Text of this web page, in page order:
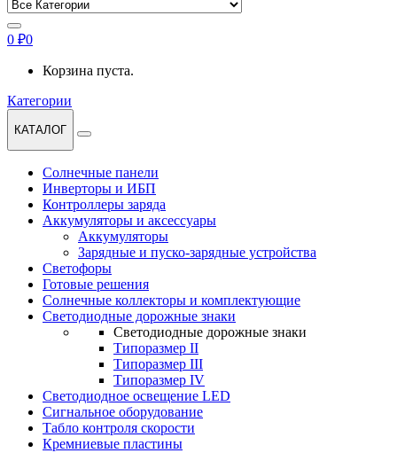
0 ₽0
Корзина пуста.
Категории
КАТАЛОГ
Солнечные панели
Инверторы и ИБП
Контроллеры заряда
Аккумуляторы и аксессуары
Аккумуляторы
Зарядные и пуско-зарядные устройства
Светофоры
Готовые решения
Солнечные коллекторы и комплектующие
Светодиодные дорожные знаки
Светодиодные дорожные знаки
Типоразмер II
Типоразмер III
Типоразмер IV
Светодиодное освещение LED
Сигнальное оборудование
Табло контроля скорости
Кремниевые пластины